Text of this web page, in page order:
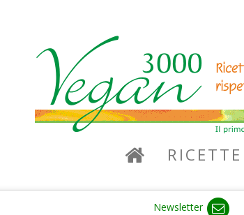
RICETTE
Newsletter